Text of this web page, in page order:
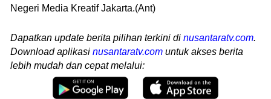
Negeri Media Kreatif Jakarta.(Ant)
Dapatkan update berita pilihan terkini di nusantaratv.com.
Download aplikasi nusantaratv.com untuk akses berita
lebih mudah dan cepat melalui: